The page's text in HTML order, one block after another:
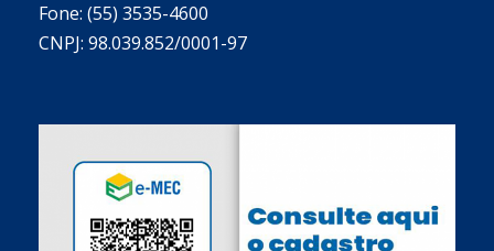
Fone: (55) 3535-4600
CNPJ: 98.039.852/0001-97